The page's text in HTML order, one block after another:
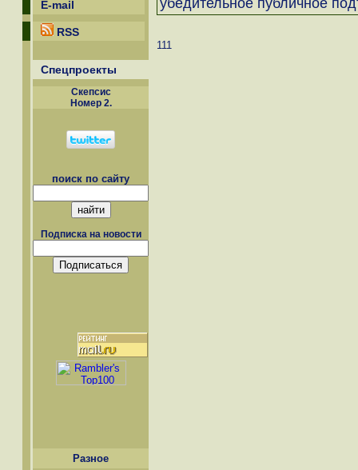
E-mail
RSS
Спецпроекты
Скепсиc
Номер 2.
поиск по сайту
Подписка на новости
Разное
111